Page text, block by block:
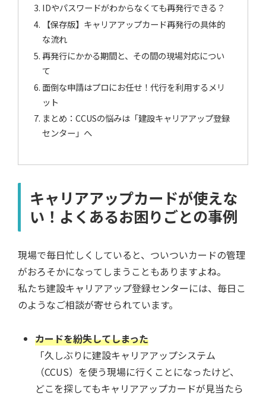
IDやパスワードがわからなくても再発行できる？
【保存版】キャリアアップカード再発行の具体的
な流れ
再発行にかかる期間と、その間の現場対応につい
て
面倒な申請はプロにお任せ！代行を利用するメリ
ット
まとめ：CCUSの悩みは「建設キャリアアップ登録
センター」へ
キャリアアップカードが使えな
い！よくあるお困りごとの事例
現場で毎日忙しくしていると、ついついカードの管理
がおろそかになってしまうこともありますよね。
私たち建設キャリアアップ登録センターには、毎日こ
のようなご相談が寄せられています。
カードを紛失してしまった
「久しぶりに建設キャリアアップシステム
（CCUS）を使う現場に行くことになったけど、
どこを探してもキャリアアップカードが見当たら